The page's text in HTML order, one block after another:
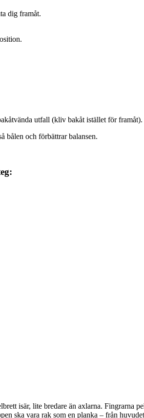
dig framåt.
utfall (kliv bakåt istället för framåt).
bålen och förbättrar balansen.
isär, lite bredare än axlarna. Fingrarna
ska vara rak som en planka – från